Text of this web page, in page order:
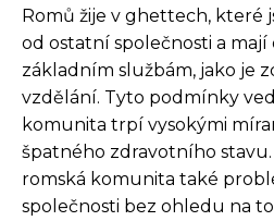
Romů žije v ghettech, které
od ostatní společnosti a
základním službám, jako je
vzdělání. Tyto podmínky
komunita trpí vysokými
špatného zdravotního
romská komunita také
společnosti bez ohledu na